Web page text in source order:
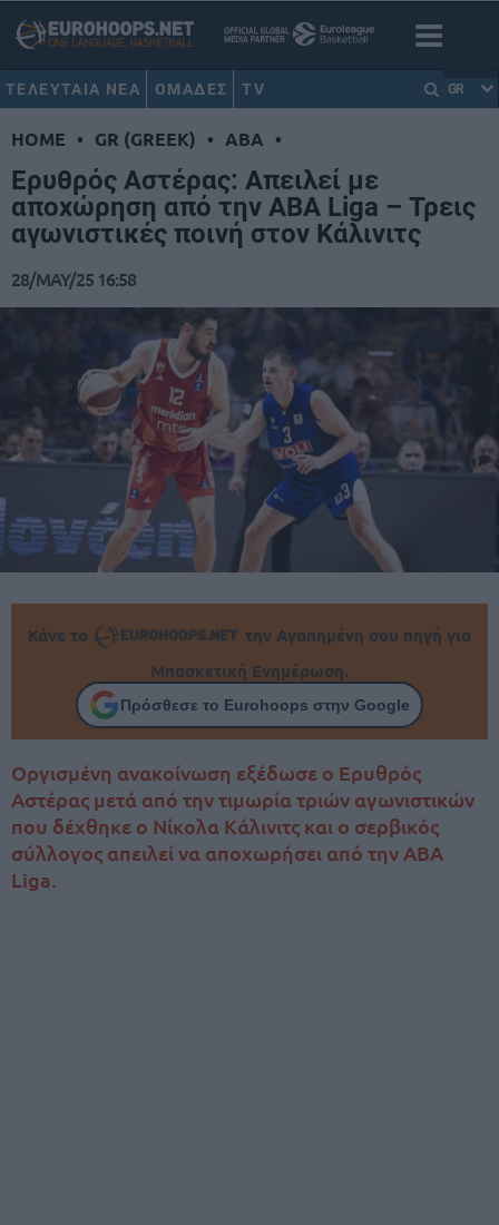
ΤΕΛΕΥΤΑΙΑ ΝΕΑ ΟΜΑΔΕΣ TV GR
HOME • GR (GREEK) • ABA •
Ερυθρός Αστέρας: Απειλεί με
αποχώρηση από την ABA Liga – Τρεις
αγωνιστικές ποινή στον Κάλινιτς
28/MAY/25 16:58
Κάνε το
την Αγαπημένη σου πηγή για
Μπασκετική Ενημέρωση.
Πρόσθεσε το Eurohoops στην Google
Οργισμένη ανακοίνωση εξέδωσε ο Ερυθρός
Αστέρας μετά από την τιμωρία τριών αγωνιστικών
που δέχθηκε ο Νίκολα Κάλινιτς και ο σερβικός
σύλλογος απειλεί να αποχωρήσει από την ABA
Liga.